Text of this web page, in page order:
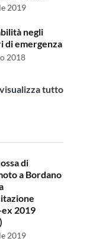
2019
negli
di emergenza
2018
visualizza tutto
di
a Bordano
ex 2019
2019